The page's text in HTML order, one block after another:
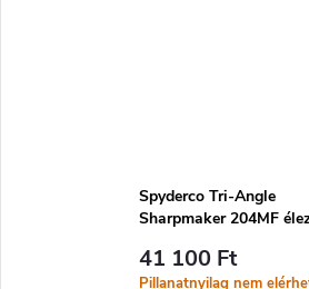
Spyderco Tri-Angle
Sharpmaker 204MF
41 100 Ft
Pillanatnyilag nem